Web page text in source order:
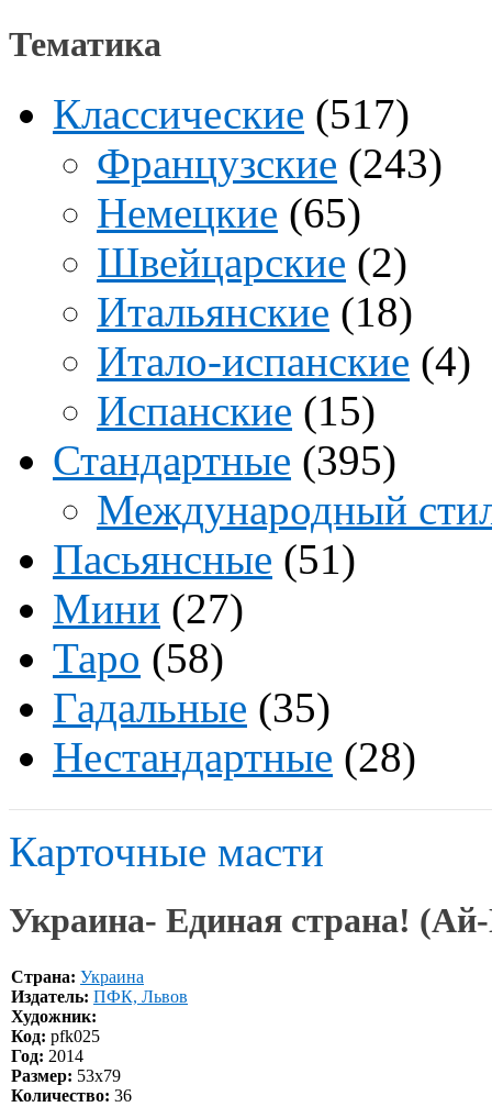
Тематика
Классические (517)
Французские (243)
Немецкие (65)
Швейцарские (2)
Итальянские (18)
Итало-испанские (4)
Испанские (15)
Стандартные (395)
Международный
Пасьянсные (51)
Мини (27)
Таро (58)
Гадальные (35)
Нестандартные (28)
Карточные масти
Украина- Единая страна!
Страна: Украина
Издатель: ПФК, Львов
Художник:
Код: pfk025
Год: 2014
Размер: 53х79
Количество: 36